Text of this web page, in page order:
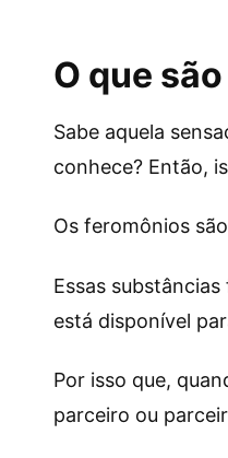
O que
Sabe aquela
conhece? Então,
Os feromônios
Essas
está disponível
Por isso que,
parceiro ou